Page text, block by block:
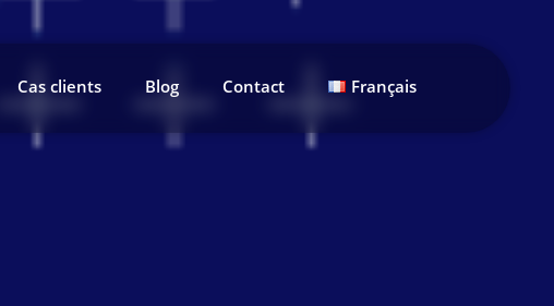
Cas clients Blog Contact Français